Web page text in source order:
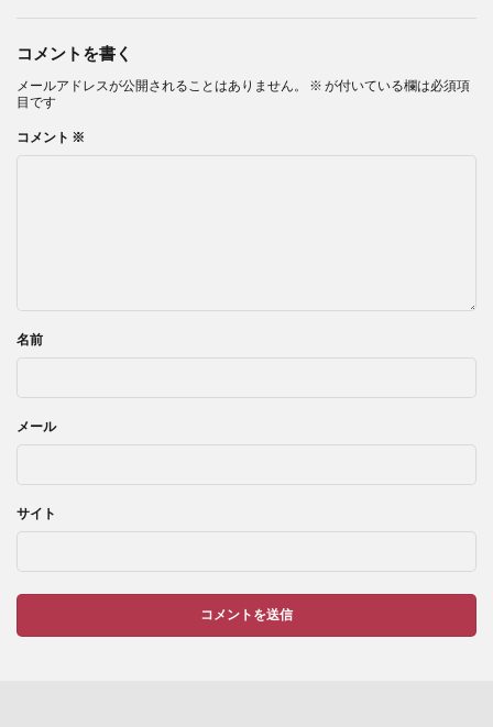
コメントを書く
メールアドレスが公開されることはありません。 ※ が付いている欄は必須項
目です
コメント ※
名前
メール
サイト